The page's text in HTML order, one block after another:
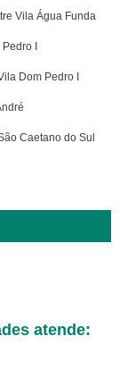
Vila Água Funda
I
Dom Pedro I
Caetano do Sul
atende: